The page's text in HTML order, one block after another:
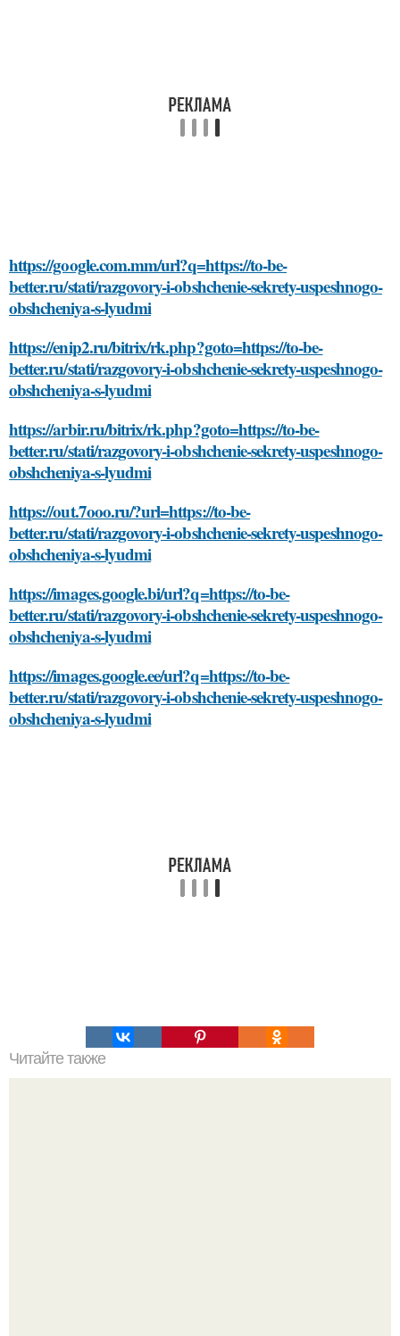
https://google.com.mm/url?q=https://to-be-
better.ru/stati/razgovory-i-obshchenie-sekrety-uspeshnogo-
obshcheniya-s-lyudmi
https://enip2.ru/bitrix/rk.php?goto=https://to-be-
better.ru/stati/razgovory-i-obshchenie-sekrety-uspeshnogo-
obshcheniya-s-lyudmi
https://arbir.ru/bitrix/rk.php?goto=https://to-be-
better.ru/stati/razgovory-i-obshchenie-sekrety-uspeshnogo-
obshcheniya-s-lyudmi
https://out.7ooo.ru/?url=https://to-be-
better.ru/stati/razgovory-i-obshchenie-sekrety-uspeshnogo-
obshcheniya-s-lyudmi
https://images.google.bi/url?q=https://to-be-
better.ru/stati/razgovory-i-obshchenie-sekrety-uspeshnogo-
obshcheniya-s-lyudmi
https://images.google.ee/url?q=https://to-be-
better.ru/stati/razgovory-i-obshchenie-sekrety-uspeshnogo-
obshcheniya-s-lyudmi
Читайте также